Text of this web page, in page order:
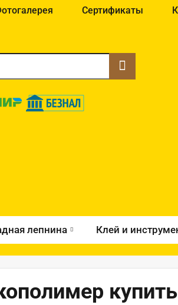
Сертификаты
лепнина Клей и